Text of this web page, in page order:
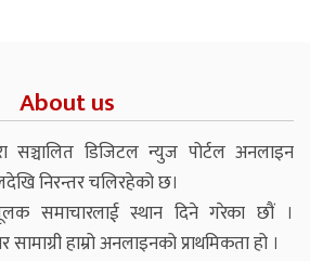
About us
सञ्चालित डिजिटल न्युज पोर्टल अनलाइन
निरन्तर चलिरहेको छ।
समाचारलाई स्थान दिने गरेका छौं ।
हाम्रो अनलाइनको प्राथमिकता हो ।